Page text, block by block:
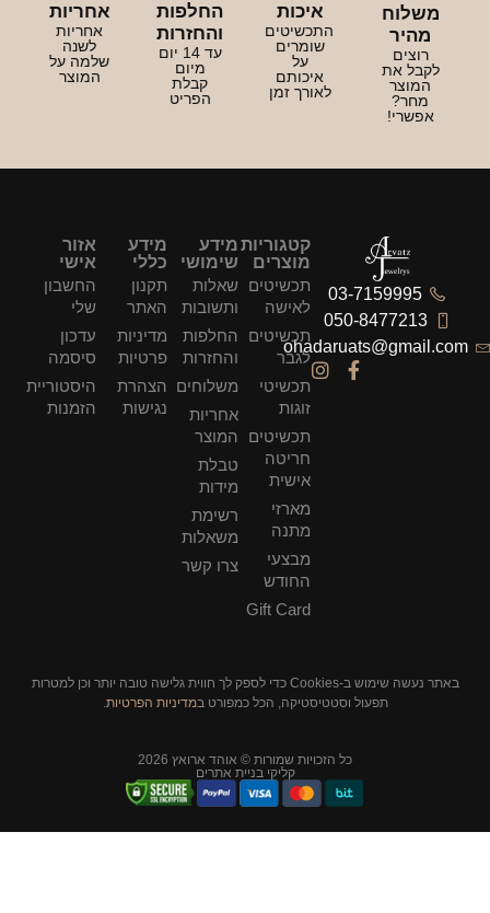
משלוח
מהיר
רוצים
לקבל את
המוצר
מחר?
אפשרי!
איכות
התכשיטים
שומרים
על
איכותם
לאורך זמן
החלפות
והחזרות
עד 14 יום
מיום
קבלת
הפריט
אחריות
אחריות
לשנה
שלמה על
המוצר
03-7159995
050-8477213
ohadaruats@gmail.com
קטגוריות
מוצרים
תכשיטים
לאישה
תכשיטים
לגבר
תכשיטי
זוגות
תכשיטים
חריטה
אישית
מארזי
מתנה
מבצעי
החודש
Gift Card
מידע
שימושי
שאלות
ותשובות
החלפות
והחזרות
משלוחים
אחריות
המוצר
טבלת
מידות
רשימת
משאלות
צרו קשר
מידע
כללי
תקנון
האתר
מדיניות
פרטיות
הצהרת
נגישות
אזור
אישי
החשבון
שלי
עדכון
סיסמה
היסטוריית
הזמנות
באתר נעשה שימוש ב-Cookies כדי לספק לך חווית גלישה טובה יותר וכן למטרות
תפעול וסטטיסטיקה, הכל כמפורט במדיניות הפרטיות.
כל הזכויות שמורות © אוהד ארואץ 2026
קליקי בניית אתרים